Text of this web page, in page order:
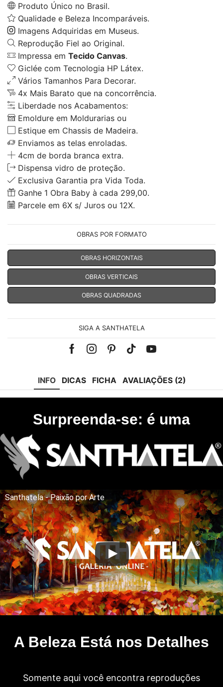
Produto Único no Brasil.
Qualidade e Beleza Incomparáveis.
Imagens Adquiridas em Museus.
Reprodução Fiel ao Original.
Impressa em Tecido Canvas.
Giclée com Tecnologia HP Látex.
Vários Tamanhos Para Decorar.
4x Mais Barato que na concorrência.
Liberdade nos Acabamentos:
Emoldure em Moldurarias ou
Estique em Chassis de Madeira.
Enviamos as telas enroladas.
4cm de borda branca extra.
Dispensa vidro de proteção.
Exclusiva Garantia pra Vida Toda.
Ganhe 1 Obra Baby à cada 299,00.
Parcele em 6X s/ Juros ou 12X.
OBRAS POR FORMATO
OBRAS HORIZONTAIS
OBRAS VERTICAIS
OBRAS QUADRADAS
SIGA A SANTHATELA
Facebook
Instagram
Pinterest
Tik-Youtube
INFO DICAS FICHA AVALIAÇÕES (2)
Surpreenda-se: é uma
Santhatela - Paixão por Arte
A Beleza Está nos Detalhes
Somente aqui você encontra reproduções